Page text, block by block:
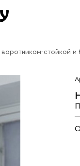
стойкой